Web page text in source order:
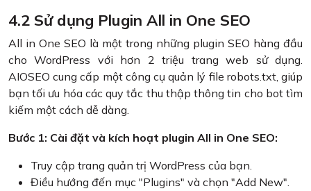
4.2 Sử dụng Plugin All in One SEO
All in One SEO là một trong những plugin SEO hàng đầu
cho WordPress với hơn 2 triệu trang web sử dụng.
AIOSEO cung cấp một công cụ quản lý file robots.txt, giúp
bạn tối ưu hóa các quy tắc thu thập thông tin cho bot tìm
kiếm một cách dễ dàng.
Bước 1: Cài đặt và kích hoạt plugin All in One SEO:
Truy cập trang quản trị WordPress của bạn.
Điều hướng đến mục "Plugins" và chọn "Add New".